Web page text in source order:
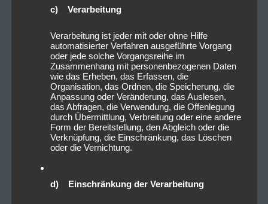
c) Verarbeitung
Verarbeitung ist jeder mit oder ohne Hilfe
automatisierter Verfahren ausgeführte Vorgang
oder jede solche Vorgangsreihe im
Zusammenhang mit personenbezogenen Daten
wie das Erheben, das Erfassen, die
Organisation, das Ordnen, die Speicherung, die
Anpassung oder Veränderung, das Auslesen,
das Abfragen, die Verwendung, die Offenlegung
durch Übermittlung, Verbreitung oder eine andere
Form der Bereitstellung, den Abgleich oder die
Verknüpfung, die Einschränkung, das Löschen
oder die Vernichtung.
d) Einschränkung der Verarbeitung